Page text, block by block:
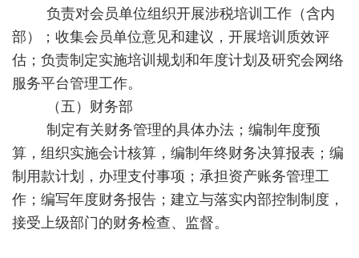
负责对会员单位组织开展涉税培训工作（含内
部）；收集会员单位意见和建议，开展培训质效评
估；负责制定实施培训规划和年度计划及研究会网络
服务平台管理工作。
（五）财务部
制定有关财务管理的具体办法；编制年度预
算，组织实施会计核算，编制年终财务决算报表；编
制用款计划，办理支付事项；承担资产账务管理工
作；编写年度财务报告；建立与落实内部控制制度，
接受上级部门的财务检查、监督。